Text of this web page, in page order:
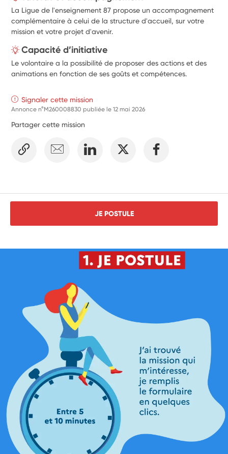
La Ligue de l'enseignement 87 propose un accompagnement
complémentaire à celui de la structure d'accueil, sur votre
mission et votre projet d'avenir.
Capacité d’initiative
Le volontaire a la possibilité de proposer des actions et des
animations en fonction de ses goûts et compétences.
Signaler cette mission
Annonce n°M260008830 publiée le12 mai 2026
Partager cette mission
JE POSTULE